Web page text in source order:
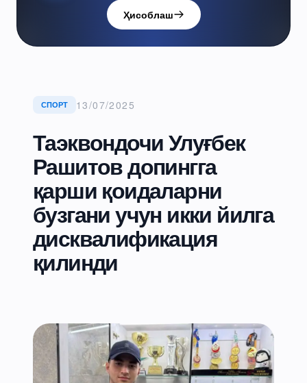
Ҳисоблаш
СПОРТ 13/07/2025
Таэквондочи Улуғбек
Рашитов допингга
қарши қоидаларни
бузгани учун икки йилга
дисквалификация
қилинди